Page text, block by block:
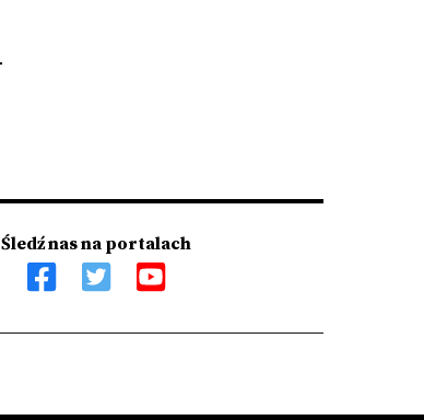
Śledź nas na portalach